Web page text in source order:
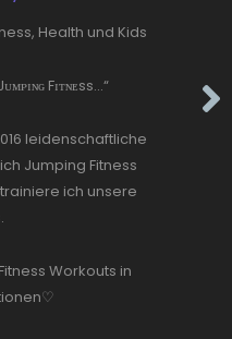
Health und Kids
Fɪᴛɴᴇss…“
leidenschaftliche
Jumping Fitness
ich unsere
Workouts in
sich